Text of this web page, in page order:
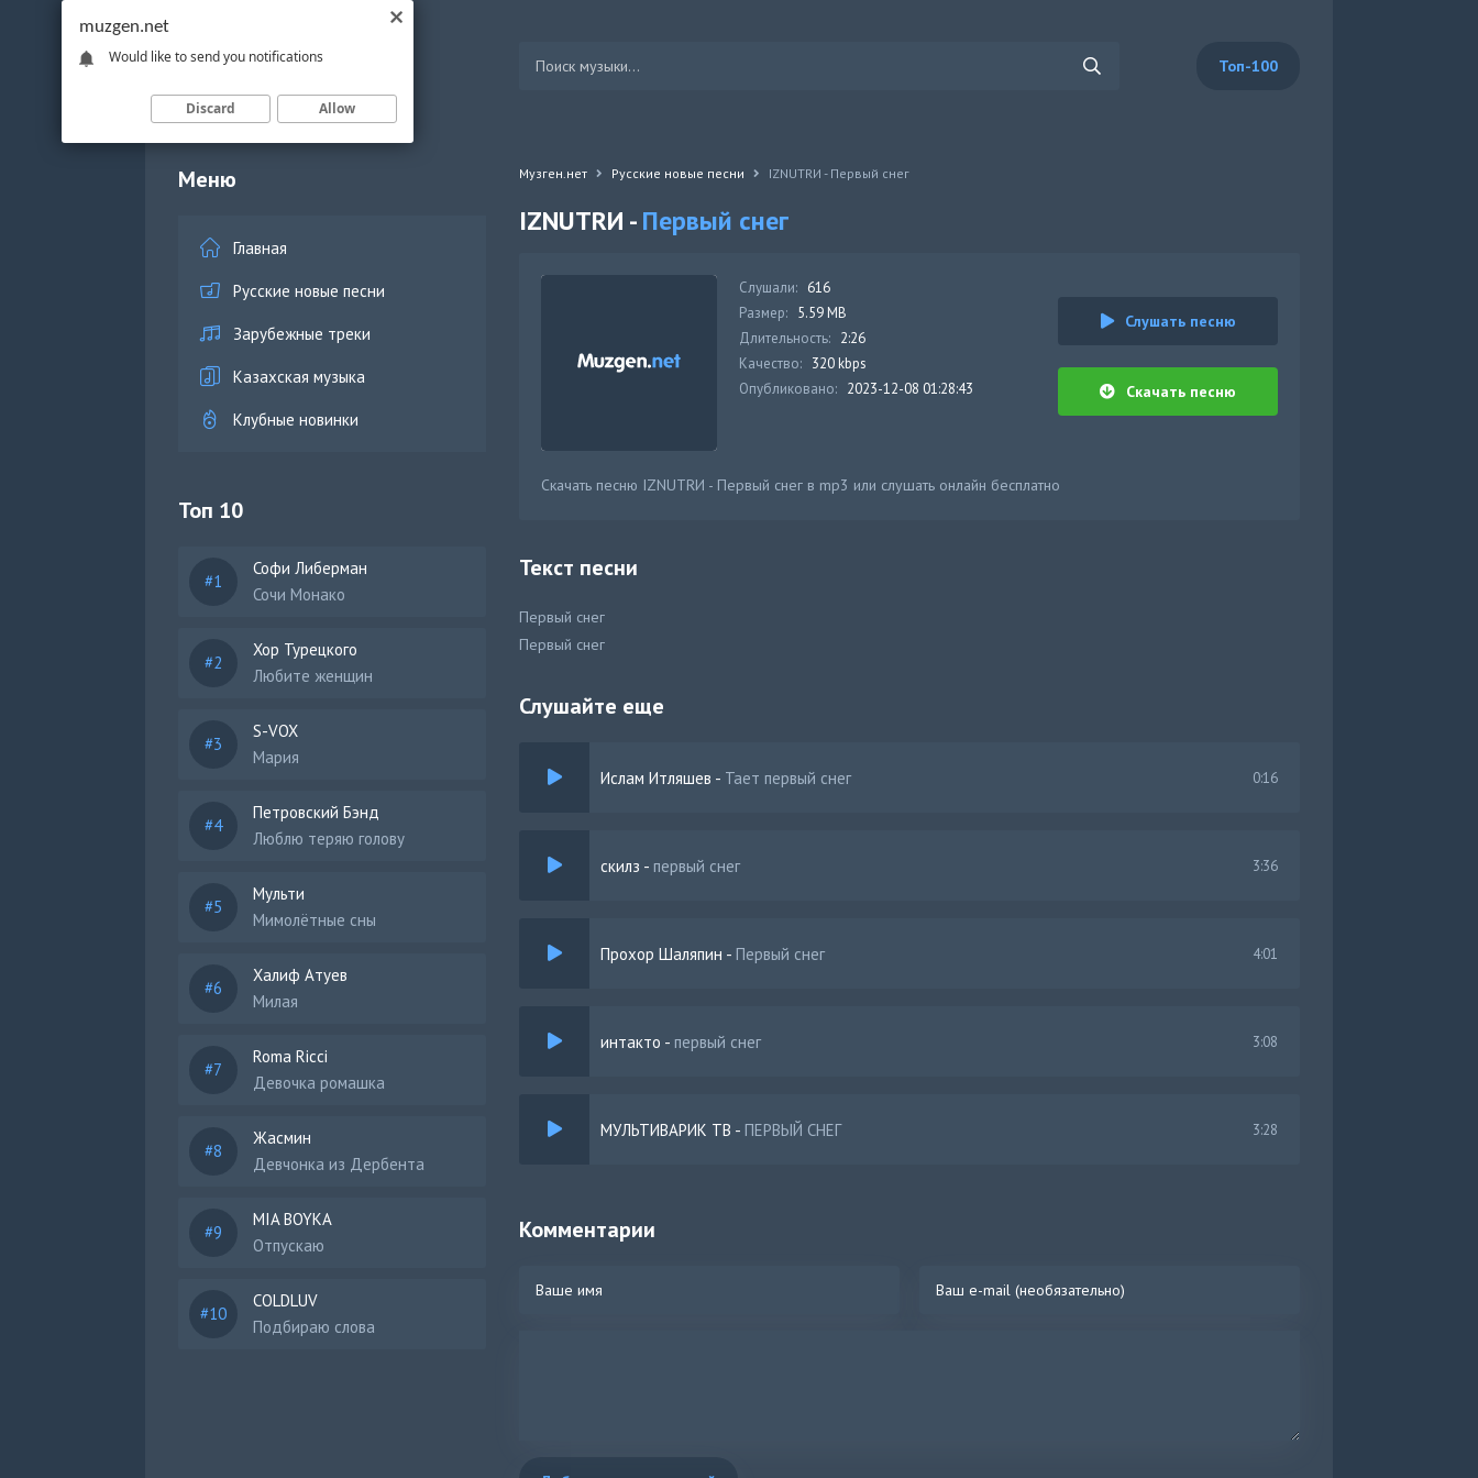
Топ-100
Меню
Главная
Русские новые песни
Зарубежные треки
Казахская музыка
Клубные новинки
Топ 10
Софи Либерман
Сочи Монако
Хор Турецкого
Любите женщин
S-VOX
Мария
Петровский Бэнд
Люблю теряю голову
Мульти
Мимолётные сны
Халиф Атуев
Милая
Roma Ricci
Девочка ромашка
Жасмин
Девчонка из Дербента
MIA BOYKA
Отпускаю
COLDLUV
Подбираю слова
Музген.нет Русские новые песни IZNUTRИ - Первый снег
IZNUTRИ -Первый снег
Слушали: 616
Размер: 5.59 MB
Длительность: 2:26
Качество: 320 kbps
Опубликовано: 2023-12-08 01:28:43
Слушать песню
Скачать песню
Скачать песню IZNUTRИ - Первый снег в mp3 или слушать онлайн бесплатно
Текст песни
Первый снег
Первый снег
Слушайте еще
Ислам Итляшев - Тает первый снег 0:16
скилз - первый снег 3:36
Прохор Шаляпин - Первый снег 4:01
интакто - первый снег 3:08
МУЛЬТИВАРИК ТВ - ПЕРВЫЙ СНЕГ 3:28
Комментарии
muzgen.net
Would like to send you notifications
Discard Allow